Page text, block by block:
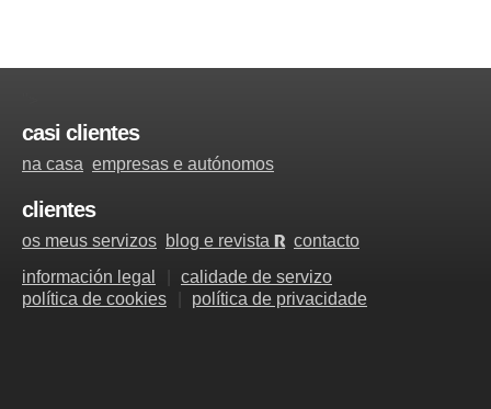
casi clientes
na casa empresas e autónomos
clientes
os meus servizos blog e revista R contacto
información legal
calidade de servizo
política de cookies
política de privacidade